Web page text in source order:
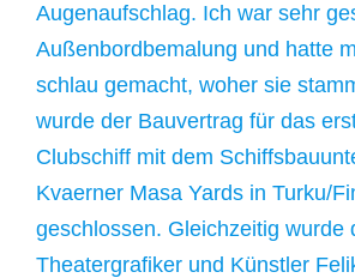
Augenaufschlag. Ich war sehr
Außenbordbemalung und hatte
schlau gemacht, woher sie
wurde der Bauvertrag für das
Clubschiff mit dem
Kvaerner Masa Yards in Turku/
geschlossen. Gleichzeitig wurde
Theatergrafiker und Künstler